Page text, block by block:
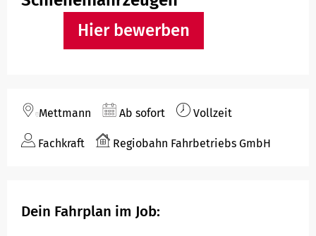
Hausordnung Fahrzeuge
Hier bewerben
Mettmann Ab sofort Vollzeit
Fachkraft Regiobahn Fahrbetriebs GmbH
Dein Fahrplan im Job: